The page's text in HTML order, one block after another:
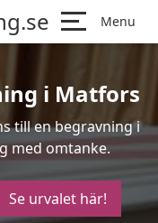
Menu
i Matfors
till en begravning i
med omtanke.
Se urvalet här!